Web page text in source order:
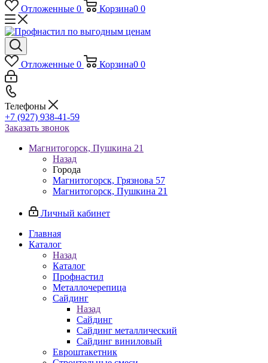
Отложенные 0 Корзина0 0
Отложенные 0 Корзина0 0
Телефоны
+7 (927) 938-41-59
Заказать звонок
Магнитогорск, Пушкина 21
Назад
Города
Магнитогорск, Грязнова 57
Магнитогорск, Пушкина 21
Личный кабинет
Главная
Каталог
Назад
Каталог
Профнастил
Металлочерепица
Сайдинг
Назад
Сайдинг
Сайдинг металлический
Сайдинг виниловый
Евроштакетник